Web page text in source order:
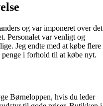
og var imponeret over det
Personalet var venligt og
Jeg endte med at købe flere
penge i forhold til at købe nyt.
Børneloppen, hvis du leder